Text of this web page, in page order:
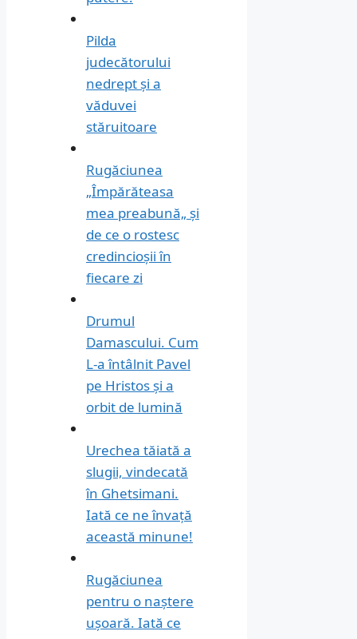
Pilda
judecătorului
nedrept și a
văduvei
stăruitoare
Rugăciunea
„Împărăteasa
mea preabună„ și
de ce o rostesc
credincioșii în
fiecare zi
Drumul
Damascului. Cum
L-a întâlnit Pavel
pe Hristos și a
orbit de lumină
Urechea tăiată a
slugii, vindecată
în Ghetsimani.
Iată ce ne învață
această minune!
Rugăciunea
pentru o naștere
ușoară. Iată ce